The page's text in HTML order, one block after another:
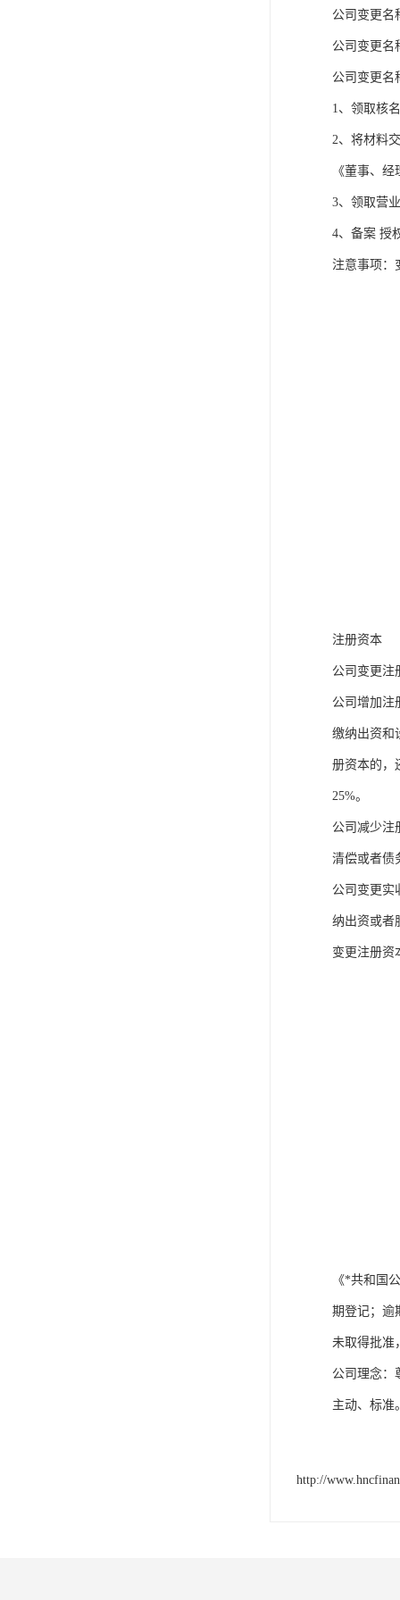
公司变更名
公司变更名
公司变更名
1、领取核
2、将材料
《董事、
3、领取营
4、备案 授
注意事项：
注册资本
公司变更注
公司增加注
缴纳出资和
册资本的，
25%。
公司减少注
清偿或者债
公司变更实
纳出资或者
变更注册资
《*共和国
期登记；逾
未取得批准
公司理念：
主动、标准
http://